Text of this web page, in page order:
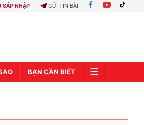
SÁP NHẬP GỬI TIN BÀI
BẠN CẦN BIẾT